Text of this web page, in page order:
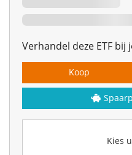
Verhandel deze ETF bij
Kies
Koop